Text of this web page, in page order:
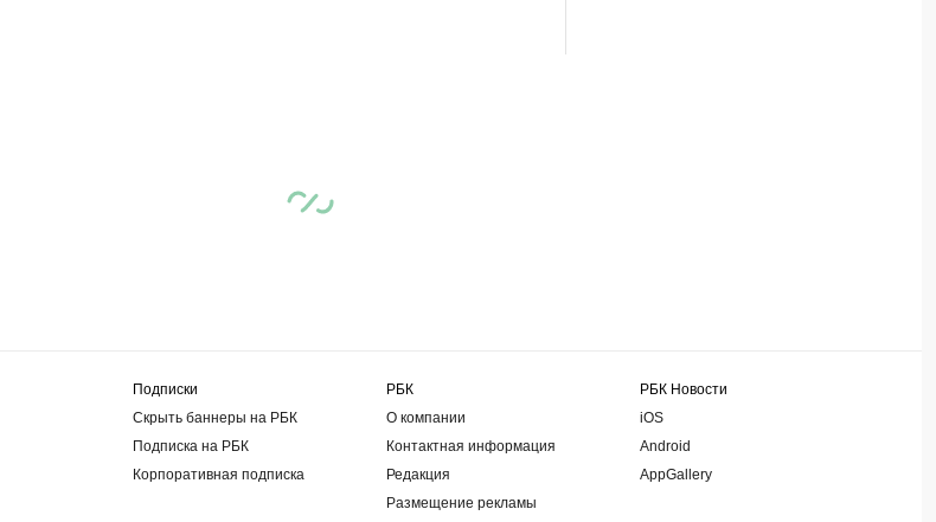
Подписки
Скрыть баннеры на РБК
Подписка на РБК
Корпоративная подписка
РБК
О компании
Контактная информация
Редакция
Размещение рекламы
РБК Новости
iOS
Android
AppGallery